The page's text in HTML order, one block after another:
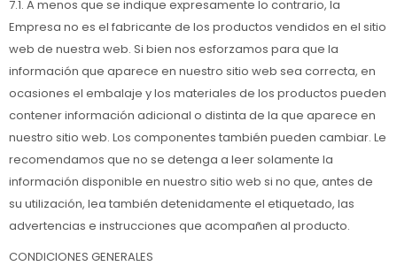
7.1. A menos que se indique expresamente lo contrario, la
Empresa no es el fabricante de los productos vendidos en el sitio
web de nuestra web. Si bien nos esforzamos para que la
información que aparece en nuestro sitio web sea correcta, en
ocasiones el embalaje y los materiales de los productos pueden
contener información adicional o distinta de la que aparece en
nuestro sitio web. Los componentes también pueden cambiar. Le
recomendamos que no se detenga a leer solamente la
información disponible en nuestro sitio web si no que, antes de
su utilización, lea también detenidamente el etiquetado, las
advertencias e instrucciones que acompañen al producto.
CONDICIONES GENERALES